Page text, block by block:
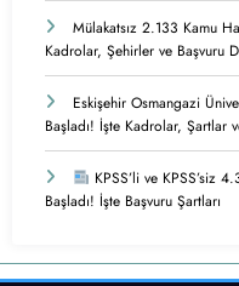
Mülakatsız 2.133 Kamu
Kadrolar, Şehirler ve Başvuru
Eskişehir Osmangazi
Başladı! İşte Kadrolar, Şartlar
KPSS’li ve KPSS’siz
Başladı! İşte Başvuru Şartları